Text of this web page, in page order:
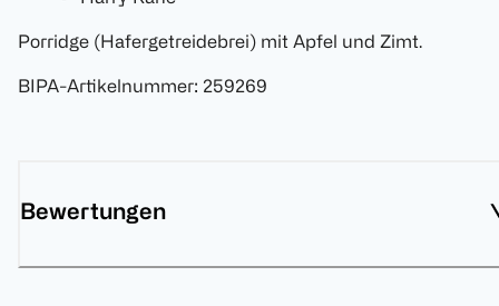
Porridge (Hafergetreidebrei) mit Apfel und Zimt.
BIPA-Artikelnummer: 259269
Bewertungen